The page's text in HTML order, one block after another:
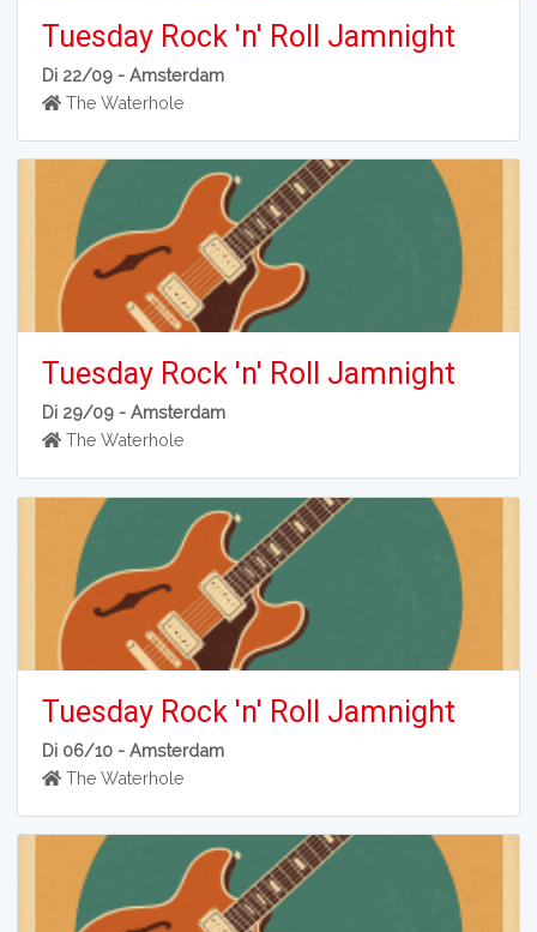
Tuesday Rock 'n' Roll Jamnight
Di 22/09 -Amsterdam
The Waterhole
Tuesday Rock 'n' Roll Jamnight
Di 29/09 -Amsterdam
The Waterhole
Tuesday Rock 'n' Roll Jamnight
Di 06/10 -Amsterdam
The Waterhole